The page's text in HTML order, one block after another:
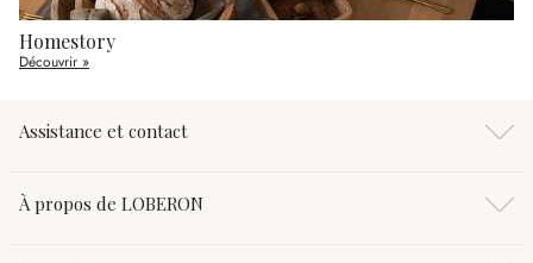
Homestory
Découvrir »
Assistance et contact
À propos de LOBERON